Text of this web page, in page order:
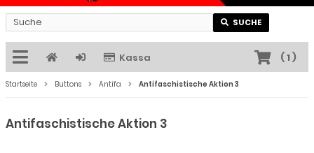
SUCHE
Kassa (1)
Startseite Buttons Antifa Antifaschistische Aktion 3
Antifaschistische Aktion 3